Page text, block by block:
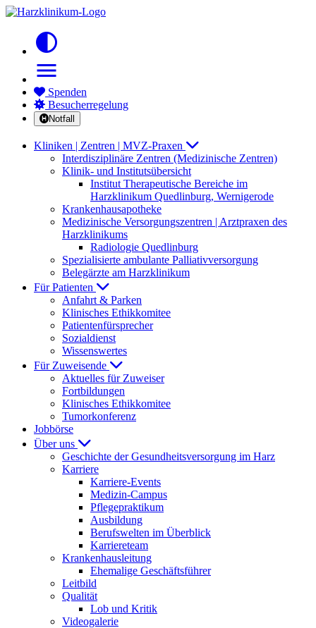
contrast
menu
Spenden
Besucherregelung
Notfall
Kliniken | Zentren | MVZ-Praxen
Interdisziplinäre Zentren (Medizinische Zentren)
Klinik- und Institutsübersicht
Institut Therapeutische Bereiche im
Harzklinikum Quedlinburg, Wernigerode
Krankenhausapotheke
Medizinische Versorgungszentren | Arztpraxen des
Harzklinikums
Radiologie Quedlinburg
Spezialisierte ambulante Palliativversorgung
Belegärzte am Harzklinikum
Für Patienten
Anfahrt & Parken
Klinisches Ethikkomitee
Patientenfürsprecher
Sozialdienst
Wissenswertes
Für Zuweisende
Aktuelles für Zuweiser
Fortbildungen
Klinisches Ethikkomitee
Tumorkonferenz
Jobbörse
Über uns
Geschichte der Gesundheitsversorgung im Harz
Karriere
Karriere-Events
Medizin-Campus
Pflegepraktikum
Ausbildung
Berufswelten im Überblick
Karriereteam
Krankenhausleitung
Ehemalige Geschäftsführer
Leitbild
Qualität
Lob und Kritik
Videogalerie